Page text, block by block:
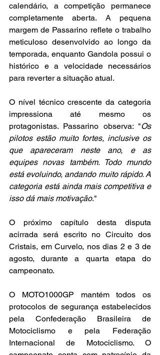
calendário, a competição permanece
completamente aberta. A pequena
margem de Passarino reflete o trabalho
meticuloso desenvolvido ao longo da
temporada, enquanto Gandola possui o
histórico e a velocidade necessários
para reverter a situação atual.
O nível técnico crescente da categoria
impressiona até mesmo os
protagonistas. Passarino observa: "Os
pilotos estão muito fortes, inclusive os
que apareceram neste ano, e as
equipes novas também. Todo mundo
está evoluindo, andando muito rápido. A
categoria está ainda mais competitiva e
isso dá mais motivação."
O próximo capítulo desta disputa
acirrada será escrito no Circuito dos
Cristais, em Curvelo, nos dias 2 e 3 de
agosto, durante a quarta etapa do
campeonato.
O MOTO1000GP mantém todos os
protocolos de segurança estabelecidos
pela Confederação Brasileira de
Motociclismo e pela Federação
Internacional de Motociclismo. O